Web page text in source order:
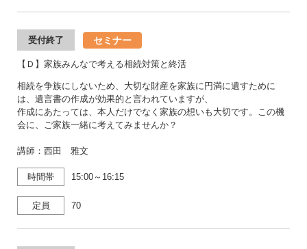
受付終了 セミナー
【Ｄ】家族みんなで考える相続対策と終活
相続を争族にしないため、大切な財産を家族に円満に遺すために
は、遺言書の作成が効果的と言われていますが、
作成にあたっては、本人だけでなく家族の想いも大切です。この機
会に、ご家族一緒に考えてみませんか？
講師：西田 雅文
時間帯 15:00～16:15
定員 70